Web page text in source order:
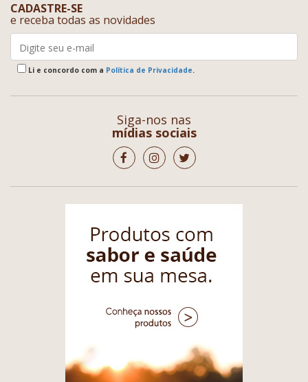
CADASTRE-SE
e receba todas as novidades
Li e concordo com a Política de Privacidade.
Siga-nos nas
mídias sociais